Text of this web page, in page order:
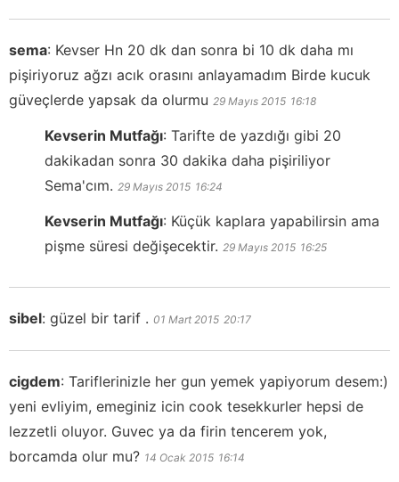
sema: Kevser Hn 20 dk dan sonra bi 10 dk daha mı
pişiriyoruz ağzı acık orasını anlayamadım Birde kucuk
güveçlerde yapsak da olurmu 29 Mayıs 2015 16:18
Kevserin Mutfağı: Tarifte de yazdığı gibi 20
dakikadan sonra 30 dakika daha pişiriliyor
Sema'cım. 29 Mayıs 2015 16:24
Kevserin Mutfağı: Küçük kaplara yapabilirsin ama
pişme süresi değişecektir. 29 Mayıs 2015 16:25
sibel: güzel bir tarif . 01 Mart 2015 20:17
cigdem: Tariflerinizle her gun yemek yapiyorum desem:)
yeni evliyim, emeginiz icin cook tesekkurler hepsi de
lezzetli oluyor. Guvec ya da firin tencerem yok,
borcamda olur mu? 14 Ocak 2015 16:14